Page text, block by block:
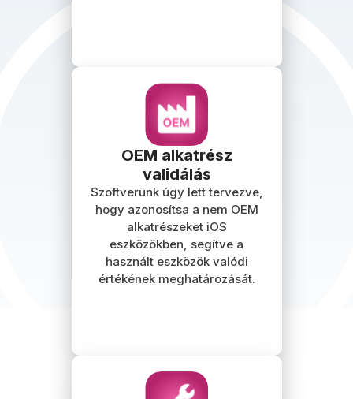
OEM alkatrész
validálás
Szoftverünk úgy lett tervezve,
hogy azonosítsa a nem OEM
alkatrészeket iOS
eszközökben, segítve a
használt eszközök valódi
értékének meghatározását.